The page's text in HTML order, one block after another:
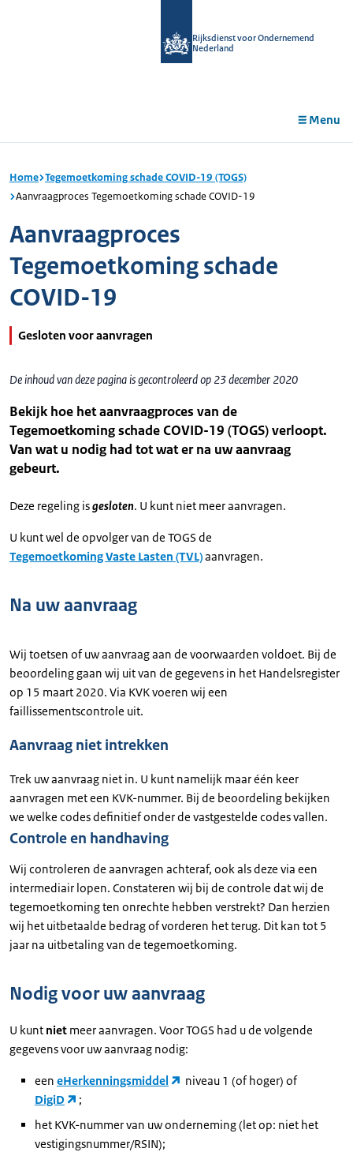
Rijksdienst voor Ondernemend
Nederland
Menu
Home Tegemoetkoming schade COVID-19 (TOGS)
Aanvraagproces Tegemoetkoming schade COVID-19
Aanvraagproces
Tegemoetkoming schade
COVID-19
Gesloten voor aanvragen
De inhoud van deze pagina is gecontroleerd op 23 december 2020
Bekijk hoe het aanvraagproces van de
Tegemoetkoming schade COVID-19 (TOGS) verloopt.
Van wat u nodig had tot wat er na uw aanvraag
gebeurt.
Deze regeling isgesloten. U kunt niet meer aanvragen.
U kunt wel de opvolger van de TOGS de
Tegemoetkoming Vaste Lasten (TVL)aanvragen.
Na uw aanvraag
Wij toetsen of uw aanvraag aan de voorwaarden voldoet. Bij de
beoordeling gaan wij uit van de gegevens in het Handelsregister
op 15 maart 2020. Via KVK voeren wij een
faillissementscontrole uit.
Aanvraag niet intrekken
Trek uw aanvraag niet in. U kunt namelijk maar één keer
aanvragen met een KVK-nummer. Bij de beoordeling bekijken
we welke codes definitief onder de vastgestelde codes vallen.
Controle en handhaving
Wij controleren de aanvragen achteraf, ook als deze via een
intermediair lopen. Constateren wij bij de controle dat wij de
tegemoetkoming ten onrechte hebben verstrekt? Dan herzien
wij het uitbetaalde bedrag of vorderen het terug. Dit kan tot 5
jaar na uitbetaling van de tegemoetkoming.
Nodig voor uw aanvraag
U kunt niet meer aanvragen. Voor TOGS had u de volgende
gegevens voor uw aanvraag nodig:
een eHerkenningsmiddel
niveau 1 (of hoger) of
DigiD
;
het KVK-nummer van uw onderneming (let op: niet het
vestigingsnummer/RSIN);